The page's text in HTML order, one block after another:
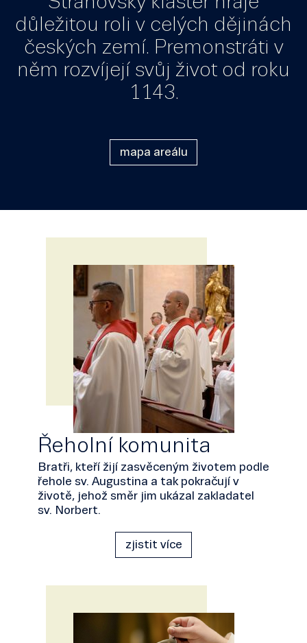
důležitou roli v celých dějinách
českých zemí. Premonstráti v
něm rozvíjejí svůj život od roku
1143.
mapa areálu
Řeholní komunita
Bratři, kteří žijí zasvěceným životem podle
řehole sv. Augustina a tak pokračují v
životě, jehož směr jim ukázal zakladatel
sv. Norbert.
zjistit více